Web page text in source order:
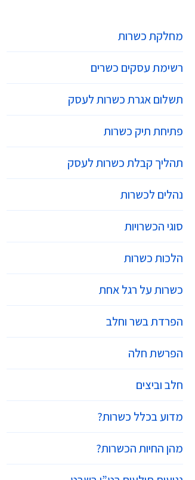
מחלקת כשרות
רשימת עסקים כשרים
תשלום אגרת כשרות לעסק
פתיחת תיק כשרות
תהליך קבלת כשרות לעסק
נהלים לכשרות
סוגי הכשרויות
הלכות כשרות
כשרות על רגל אחת
הפרדת בשר וחלב
הפרשת חלה
חלב וביצים
מדוע בכלל כשרות?
מהן החיות הכשרות?